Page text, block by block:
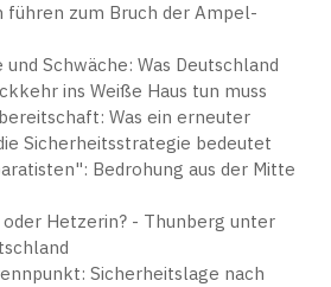
führen zum Bruch der Ampel-
Schwäche: Was Deutschland
ins Weiße Haus tun muss
Was ein erneuter
Sicherheitsstrategie bedeutet
Bedrohung aus der Mitte
Hetzerin? - Thunberg unter
Sicherheitslage nach